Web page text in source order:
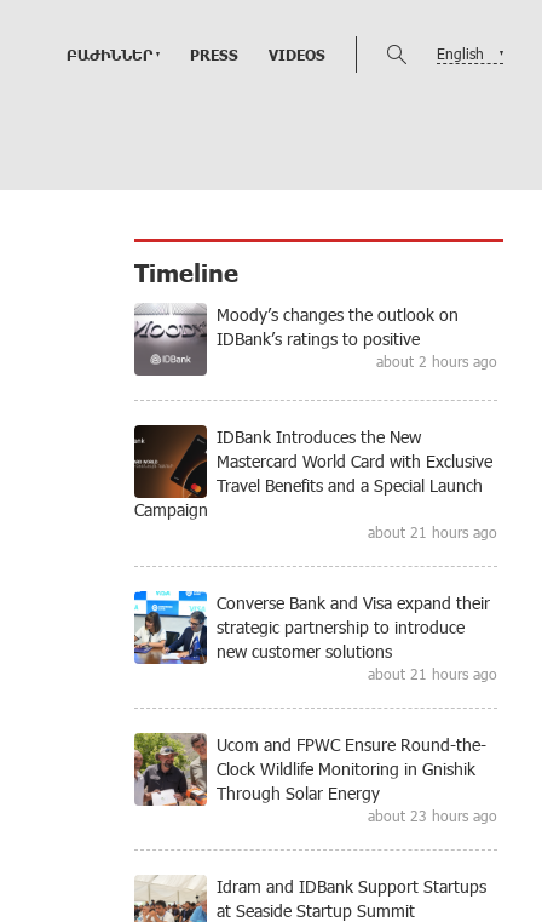
ԲԱԺԻՆՆԵՐ PRESS VIDEOS English
Timeline
Moody’s changes the outlook on
IDBank’s ratings to positive
about 2 hours ago
IDBank Introduces the New
Mastercard World Card with Exclusive
Travel Benefits and a Special Launch
Campaign
about 21 hours ago
Converse Bank and Visa expand their
strategic partnership to introduce
new customer solutions
about 21 hours ago
Ucom and FPWC Ensure Round-the-
Clock Wildlife Monitoring in Gnishik
Through Solar Energy
about 23 hours ago
Idram and IDBank Support Startups
at Seaside Startup Summit